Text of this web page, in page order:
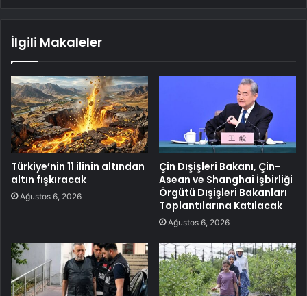
İlgili Makaleler
Türkiye’nin 11 ilinin altından
altın fışkıracak
Ağustos 6, 2026
Çin Dışişleri Bakanı, Çin-
Asean ve Shanghai İşbirliği
Örgütü Dışişleri Bakanları
Toplantılarına Katılacak
Ağustos 6, 2026